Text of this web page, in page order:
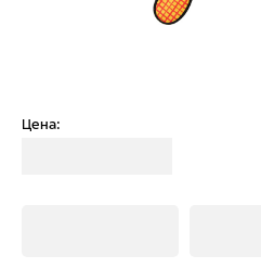
Цена: